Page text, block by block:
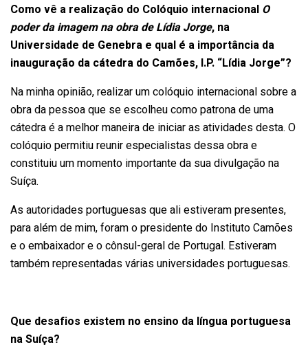
Como vê a realização do Colóquio internacional O
poder da imagem na obra de Lídia Jorge, na
Universidade de Genebra e qual é a importância da
inauguração da cátedra do Camões, I.P. “Lídia Jorge”?
Na minha opinião, realizar um colóquio internacional sobre a
obra da pessoa que se escolheu como patrona de uma
cátedra é a melhor maneira de iniciar as atividades desta. O
colóquio permitiu reunir especialistas dessa obra e
constituiu um momento importante da sua divulgação na
Suíça.
As autoridades portuguesas que ali estiveram presentes,
para além de mim, foram o presidente do Instituto Camões
e o embaixador e o cônsul-geral de Portugal. Estiveram
também representadas várias universidades portuguesas.
Que desafios existem no ensino da língua portuguesa
na Suíça?